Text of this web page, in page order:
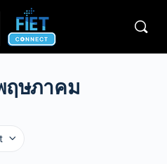
ฤษภาคม